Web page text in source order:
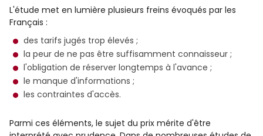
L'étude met en lumière plusieurs freins évoqués par les
Français :
des tarifs jugés trop élevés ;
la peur de ne pas être suffisamment connaisseur ;
l'obligation de réserver longtemps à l'avance ;
le manque d'informations ;
les contraintes d'accès.
Parmi ces éléments, le sujet du prix mérite d'être